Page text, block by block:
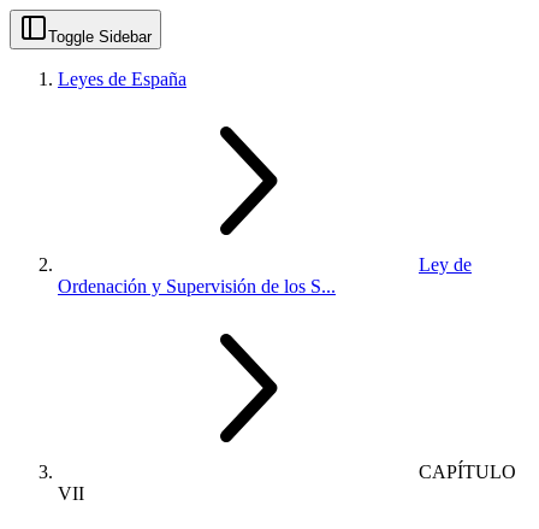
Toggle Sidebar
Leyes de España
Ley de
Ordenación y Supervisión de los S...
CAPÍTULO
VII